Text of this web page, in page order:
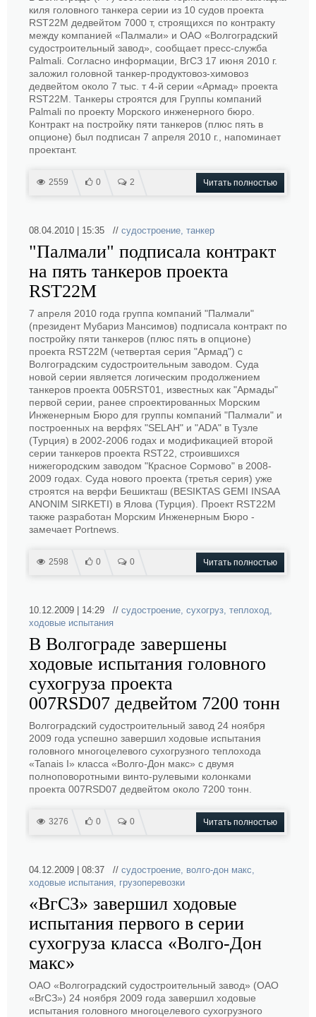
киля головного танкера серии из 10 судов проекта
RST22M дедвейтом 7000 т, строящихся по контракту
между компанией «Палмали» и ОАО «Волгоградский
судостроительный завод», сообщает пресс-служба
Palmali. Согласно информации, ВгСЗ 17 июня 2010 г.
заложил головной танкер-продуктовоз-химовоз
дедвейтом около 7 тыс. т 4-й серии «Армад» проекта
RST22M. Танкеры строятся для Группы компаний
Palmali по проекту Морского инженерного бюро.
Контракт на постройку пяти танкеров (плюс пять в
опционе) был подписан 7 апреля 2010 г., напоминает
проектант.
2559 0 2 Читать полностью
08.04.2010 | 15:35 // судостроение, танкер
"Палмали" подписала контракт
на пять танкеров проекта
RST22M
7 апреля 2010 года группа компаний "Палмали"
(президент Мубариз Мансимов) подписала контракт по
постройку пяти танкеров (плюс пять в опционе)
проекта RST22M (четвертая серия "Армад") с
Волгоградским судостроительным заводом. Суда
новой серии является логическим продолжением
танкеров проекта 005RST01, известных как "Армады"
первой серии, ранее спроектированных Морским
Инженерным Бюро для группы компаний "Палмали" и
построенных на верфях "SELAH" и "ADA" в Тузле
(Турция) в 2002-2006 годах и модификацией второй
серии танкеров проекта RST22, строившихся
нижегородским заводом "Красное Сормово" в 2008-
2009 годах. Суда нового проекта (третья серия) уже
строятся на верфи Бешикташ (BESIKTAS GEMI INSAA
ANONIM SIRKETI) в Ялова (Турция). Проект RST22M
также разработан Морским Инженерным Бюро -
замечает Portnews.
2598 0 0 Читать полностью
10.12.2009 | 14:29 // судостроение, сухогруз, теплоход,
ходовые испытания
В Волгограде завершены
ходовые испытания головного
сухогруза проекта
007RSD07 дедвейтом 7200 тонн
Волгоградский судостроительный завод 24 ноября
2009 года успешно завершил ходовые испытания
головного многоцелевого сухогрузного теплохода
«Tanais I» класса «Волго-Дон макс» с двумя
полноповоротными винто-рулевыми колонками
проекта 007RSD07 дедвейтом около 7200 тонн.
3276 0 0 Читать полностью
04.12.2009 | 08:37 // судостроение, волго-дон макс,
ходовые испытания, грузоперевозки
«ВгСЗ» завершил ходовые
испытания первого в серии
сухогруза класса «Волго-Дон
макс»
ОАО «Волгоградский судостроительный завод» (ОАО
«ВгСЗ») 24 ноября 2009 года завершил ходовые
испытания головного многоцелевого сухогрузного